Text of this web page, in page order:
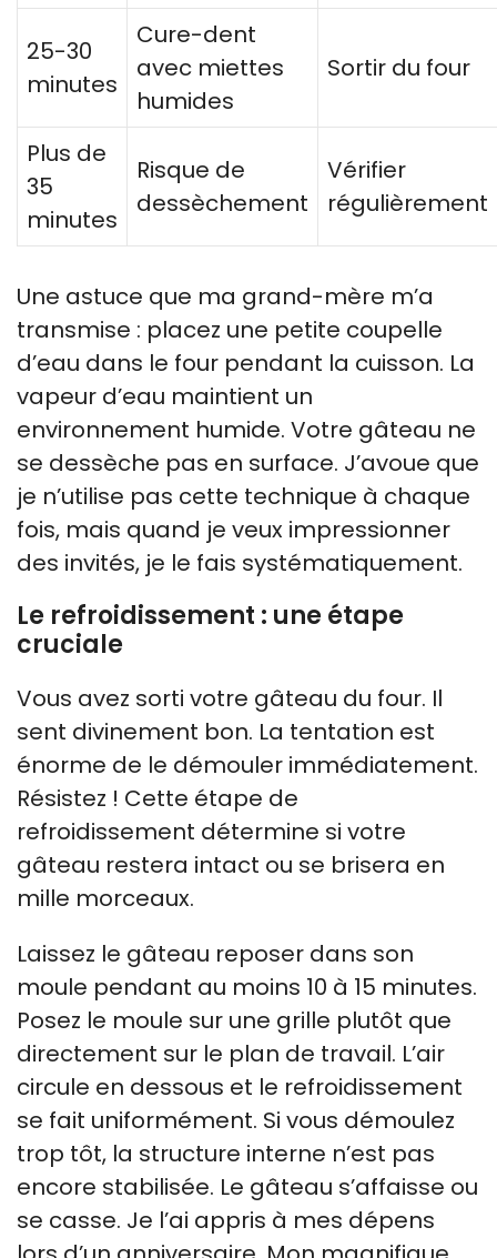
25-30
minutes
Cure-dent
avec miettes
humides
Sortir du four
Plus de
35
minutes
Risque de
dessèchement
Vérifier
régulièrement
Une astuce que ma grand-mère m’a
transmise : placez une petite coupelle
d’eau dans le four pendant la cuisson. La
vapeur d’eau maintient un
environnement humide. Votre gâteau ne
se dessèche pas en surface. J’avoue que
je n’utilise pas cette technique à chaque
fois, mais quand je veux impressionner
des invités, je le fais systématiquement.
Le refroidissement : une étape
cruciale
Vous avez sorti votre gâteau du four. Il
sent divinement bon. La tentation est
énorme de le démouler immédiatement.
Résistez ! Cette étape de
refroidissement détermine si votre
gâteau restera intact ou se brisera en
mille morceaux.
Laissez le gâteau reposer dans son
moule pendant au moins 10 à 15 minutes.
Posez le moule sur une grille plutôt que
directement sur le plan de travail. L’air
circule en dessous et le refroidissement
se fait uniformément. Si vous démoulez
trop tôt, la structure interne n’est pas
encore stabilisée. Le gâteau s’affaisse ou
se casse. Je l’ai appris à mes dépens